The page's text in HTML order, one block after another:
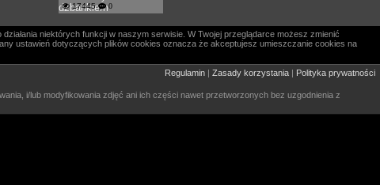
17445 0
niektórych funkcji w naszym serwisie. W Twojej przeglądarce możesz zmienić
ustawień dotyczących plików cookies oznacza że akceptujesz umieszczanie cookies na
Regulamin | Zasady korzystania | Polityka prywatności
i/lub modyfikowania zdjęć ani ich części nawet przetworzonych bez uzgodnienia z